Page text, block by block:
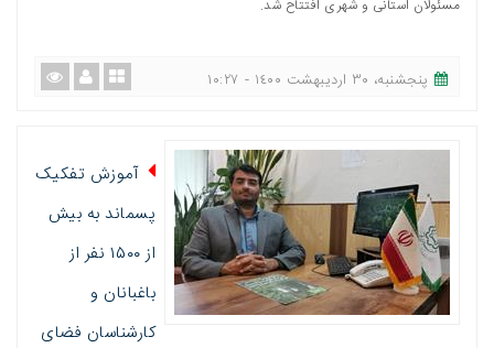
مسئولان استانی و شهری افتتاح شد.
پنجشنبه، ٣٠ اردیبهشت ١٤٠٠ - ١٠:٢٧
آموزش تفکیک
پسماند به بیش
از ۱۵۰۰ نفر از
باغبانان و
کارشناسان فضای